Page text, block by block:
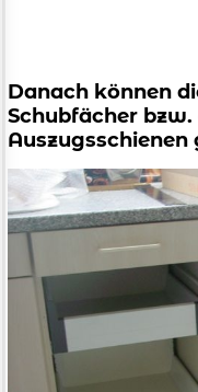
Danach können
Schubfächer
Auszugsschienen